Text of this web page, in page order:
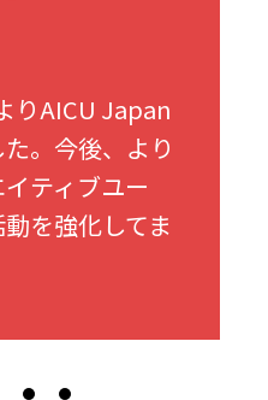
りAICU Japan
。今後、より
ティブユー
を強化してま